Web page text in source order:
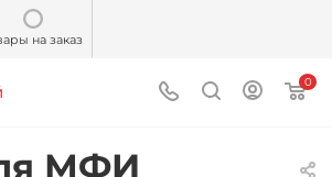
на заказ
0
МФИ